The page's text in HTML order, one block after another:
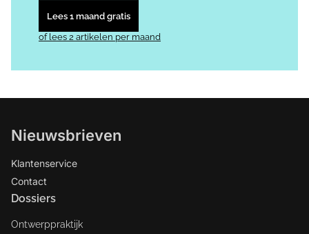
Lees 1 maand gratis
of lees 2 artikelen per maand
Nieuwsbrieven
Klantenservice
Contact
Dossiers
Ontwerppraktijk